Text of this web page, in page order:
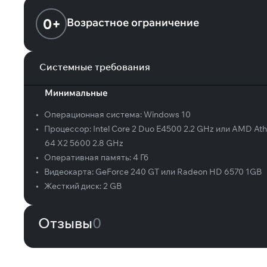
0+ Возрастное ограничение
Системные требования
Минимальные
• Операционная система:Windows 10
•
Процессор: Intel Core 2 Duo E4500 2.2 GHz или AMD
64 X2 5600 2.8 GHz
•
Оперативная память:4 Гб
•
Видеокарта: GeForce 240 GT или Radeon HD 6570 1GB
•
Жесткий диск:2 GB
Отзывы0